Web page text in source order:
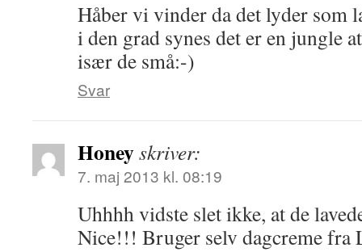
Håber vi vinder da det lyder som
i den grad synes det er en jungle
især de små:-)
Svar
Honeyskriver:
7. maj 2013 kl. 08:19
Uhhhh vidste slet ikke, at de
Nice!!! Bruger selv dagcreme fra